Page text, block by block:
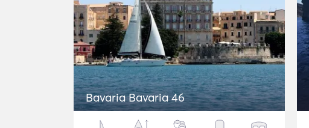
Bavaria Bavaria 46